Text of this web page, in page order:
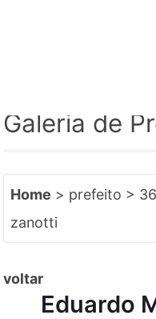
Galeria de
Home > prefeito >
zanotti
voltar
Eduardo